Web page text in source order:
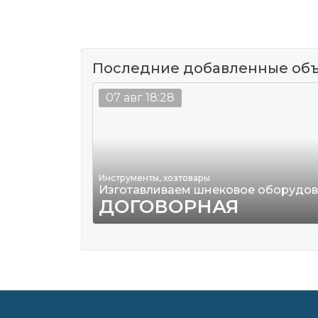
Последние добавленные
Инструменты, хозтовары
Изготавливаем шнековое
ДОГОВОРНАЯ
07 авг 18:28